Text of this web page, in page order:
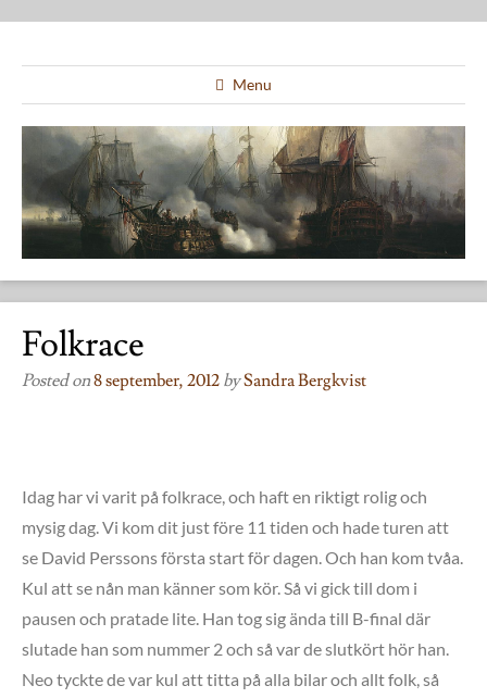
Menu
Folkrace
Posted on8 september, 2012 bySandra Bergkvist
Idag har vi varit på folkrace, och haft en riktigt rolig och
mysig dag. Vi kom dit just före 11 tiden och hade turen att
se David Perssons första start för dagen. Och han kom tvåa.
Kul att se nån man känner som kör. Så vi gick till dom i
pausen och pratade lite. Han tog sig ända till B-final där
slutade han som nummer 2 och så var de slutkört hör han.
Neo tyckte de var kul att titta på alla bilar och allt folk, så